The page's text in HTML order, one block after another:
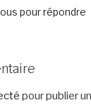
pour répondre
pour publier